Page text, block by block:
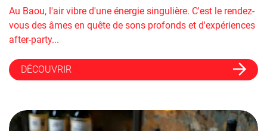
Au Baou, l'air vibre d'une énergie singulière. C'est le rendez-
vous des âmes en quête de sons profonds et d'expériences
after-party...
DÉCOUVRIR